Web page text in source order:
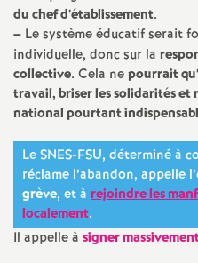
du chef d’établissement.
– Le système éducatif serait
individuelle, donc sur la
collective. Cela nepourrait
travail, briser les solidarités et
national pourtant
Le SNES-FSU, déterminé à
réclame l’abandon, appelle
grève, et à rejoindre les
localement.
Il appelle à signer